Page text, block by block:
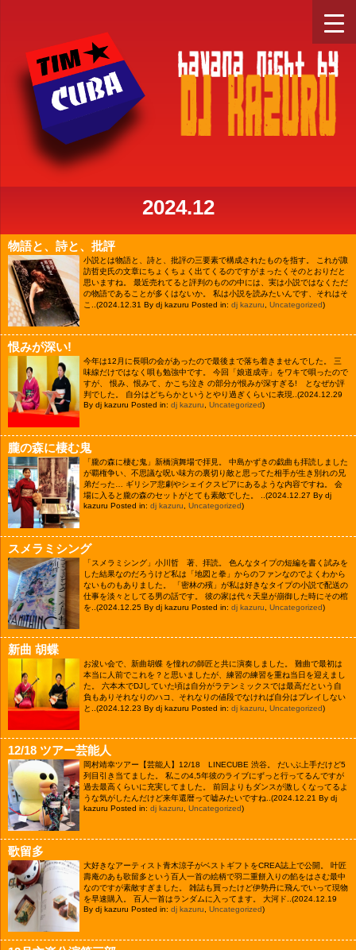
2024.12
物語と、詩と、批評
小説とは物語と、詩と、批評の三要素で構成されたものを指す。 これが諏
訪哲史氏の文章にちょくちょく出てくるのですがまったくそのとおりだと
思いますね。 最近売れてると評判のものの中には、実は小説ではなくただ
の物語であることが多くはないか。 私は小説を読みたいんです、それはそ
こ..(2024.12.31 By dj kazuru Posted in: dj kazuru, Uncategorized)
恨みが深い!
今年は12月に長唄の会があったので最後まで落ち着きませんでした。 三
味線だけではなく唄も勉強中です。 今回「娘道成寺」をワキで唄ったので
すが、 恨み、恨みて、かこち泣き の部分が恨みが深すぎる! となぜか評
判でした。 自分はどちらかというとやり過ぎくらいに表現..(2024.12.29
By dj kazuru Posted in: dj kazuru, Uncategorized)
朧の森に棲む鬼
「朧の森に棲む鬼」新橋演舞場で拝見。 中島かずきの戯曲も拝読しました
が覇権争い、不思議な呪い味方の裏切り敵と思ってた相手が生き別れの兄
弟だった… ギリシア悲劇やシェイクスピアにあるような内容ですね。 会
場に入ると朧の森のセットがとても素敵でした。 ..(2024.12.27 By dj
kazuru Posted in: dj kazuru, Uncategorized)
スメラミシング
「スメラミシング」小川哲 著、拝読。 色んなタイプの短編を書く試みを
した結果なのだろうけど私は「地図と拳」からのファンなのでよくわから
ないものもありました。 「密林の殯」が私は好きなタイプの小説で配送の
仕事を淡々としてる男の話です。 彼の家は代々天皇が崩御した時にその棺
を..(2024.12.25 By dj kazuru Posted in: dj kazuru, Uncategorized)
新曲 胡蝶
お浚い会で、新曲胡蝶 を憧れの師匠と共に演奏しました。 難曲で最初は
本当に人前でこれを？と思いましたが、練習の練習を重ね当日を迎えまし
た。 六本木でDJしていた頃は自分がラテンミックスでは最高だという自
負もありそれなりのハコ、それなりの値段でなければ自分はプレイしない
と..(2024.12.23 By dj kazuru Posted in: dj kazuru, Uncategorized)
12/18 ツアー芸能人
岡村靖幸ツアー【芸能人】12/18 LINECUBE 渋谷。 だいぶ上手だけど5
列目引き当てました。 私この4,5年彼のライブにずっと行ってるんですが
過去最高くらいに充実してました。 前回よりもダンスが激しくなってるよ
うな気がしたんだけど来年還暦って嘘みたいですね..(2024.12.21 By dj
kazuru Posted in: dj kazuru, Uncategorized)
歌留多
大好きなアーティスト青木涼子がベストギフトをCREA誌上で公開。 叶匠
壽庵のあも歌留多という百人一首の絵柄で羽二重餅入りの餡をはさむ最中
なのですが素敵すぎました。 雑誌も買ったけど伊勢丹に飛んでいって現物
を早速購入。 百人一首はランダムに入ってます。 大河ド..(2024.12.19
By dj kazuru Posted in: dj kazuru, Uncategorized)